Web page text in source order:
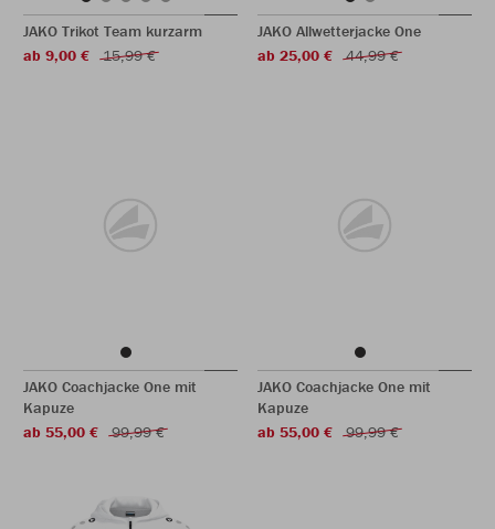
JAKO Trikot Team kurzarm
ab 9,00 €
15,99 €
JAKO Allwetterjacke One
ab 25,00 €
44,99 €
JAKO Coachjacke One mit
Kapuze
ab 55,00 €
99,99 €
JAKO Coachjacke One mit
Kapuze
ab 55,00 €
99,99 €